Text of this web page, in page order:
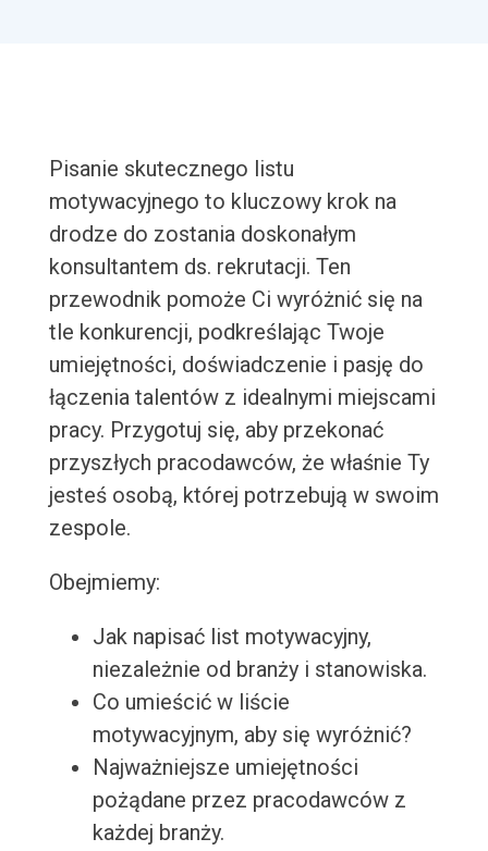
Pisanie skutecznego listu
motywacyjnego to kluczowy krok na
drodze do zostania doskonałym
konsultantem ds. rekrutacji. Ten
przewodnik pomoże Ci wyróżnić się na
tle konkurencji, podkreślając Twoje
umiejętności, doświadczenie i pasję do
łączenia talentów z idealnymi miejscami
pracy. Przygotuj się, aby przekonać
przyszłych pracodawców, że właśnie Ty
jesteś osobą, której potrzebują w swoim
zespole.
Obejmiemy:
Jak napisać list motywacyjny,
niezależnie od branży i stanowiska.
Co umieścić w liście
motywacyjnym, aby się wyróżnić?
Najważniejsze umiejętności
pożądane przez pracodawców z
każdej branży.